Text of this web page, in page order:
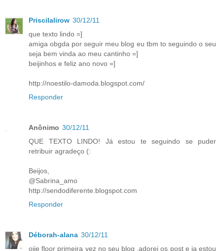
Priscilalirow 30/12/11
que texto lindo =]
amiga obgda por seguir meu blog eu tbm to seguindo o seu
seja bem vinda ao meu cantinho =]
beijinhos e feliz ano novo =]
http://noestilo-damoda.blogspot.com/
Responder
Anônimo 30/12/11
QUE TEXTO LINDO! Já estou te seguindo se puder
retribuir agradeço (:
Beijos,
@Sabrina_amo
http://sendodiferente.blogspot.com
Responder
Déborah-alana 30/12/11
oiie floor primeira vez no seu blog ,adorei os post e ja estou